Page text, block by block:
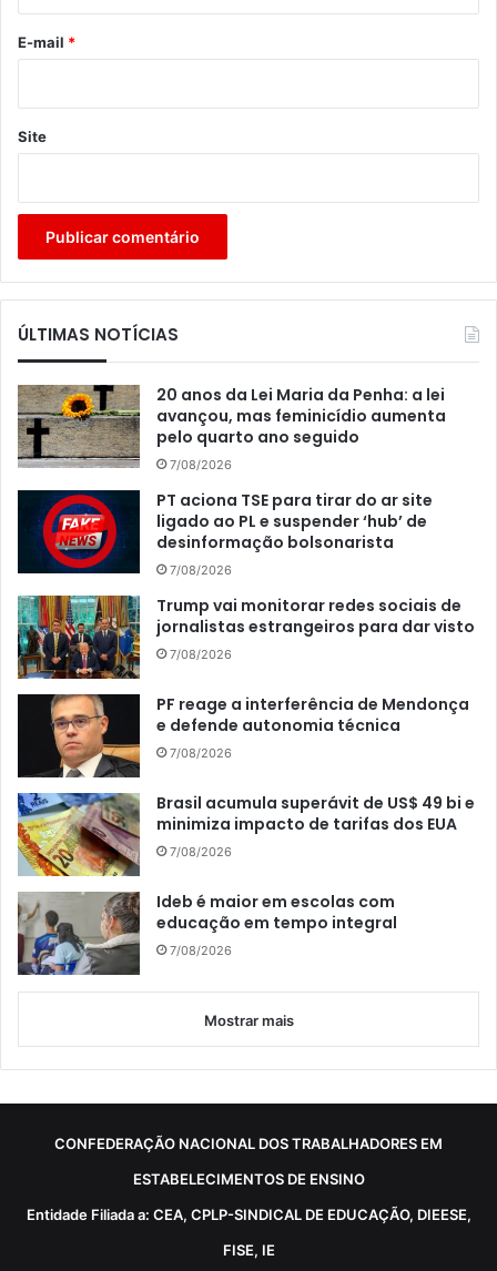
*
E-mail *
Site
ÚLTIMAS NOTÍCIAS
20 anos da Lei Maria da Penha: a lei
avançou, mas feminicídio aumenta
pelo quarto ano seguido
7/08/2026
PT aciona TSE para tirar do ar site
ligado ao PL e suspender ‘hub’ de
desinformação bolsonarista
7/08/2026
Trump vai monitorar redes sociais de
jornalistas estrangeiros para dar visto
7/08/2026
PF reage a interferência de Mendonça
e defende autonomia técnica
7/08/2026
Brasil acumula superávit de US$ 49 bi e
minimiza impacto de tarifas dos EUA
7/08/2026
Ideb é maior em escolas com
educação em tempo integral
7/08/2026
Mostrar mais
CONFEDERAÇÃO NACIONAL DOS TRABALHADORES EM
ESTABELECIMENTOS DE ENSINO
Entidade Filiada a: CEA, CPLP-SINDICAL DE EDUCAÇÃO, DIEESE,
FISE, IE